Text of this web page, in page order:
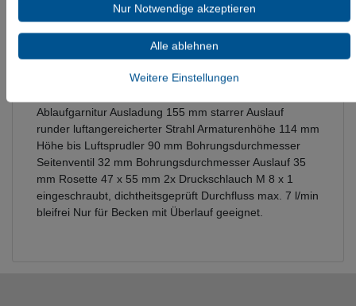
Informationen zur Produktsicherheit
Ablaufgarnitur Ausladung 155 mm starrer Auslauf
runder luftangereicherter Strahl Armaturenhöhe 114 mm
Höhe bis Luftsprudler 90 mm Bohrungsdurchmesser
Seitenventil 32 mm Bohrungsdurchmesser Auslauf 35
mm Rosette 47 x 55 mm 2x Druckschlauch M 8 x 1
eingeschraubt, dichtheitsgeprüft Durchfluss max. 7 l/min
bleifrei Nur für Becken mit Überlauf geeignet.
Nur Notwendige akzeptieren
Alle ablehnen
Weitere Einstellungen